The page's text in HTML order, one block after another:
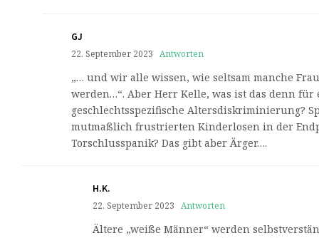
GJ
22. September 2023 Antworten
„… und wir alle wissen, wie seltsam manche
werden…“. Aber Herr Kelle, was ist das denn für
geschlechtsspezifische Altersdiskriminierung?
mutmaßlich frustrierten Kinderlosen in der
Torschlusspanik? Das gibt aber Ärger….
H.K.
22. September 2023 Antworten
Ältere „weiße Männer“ werden